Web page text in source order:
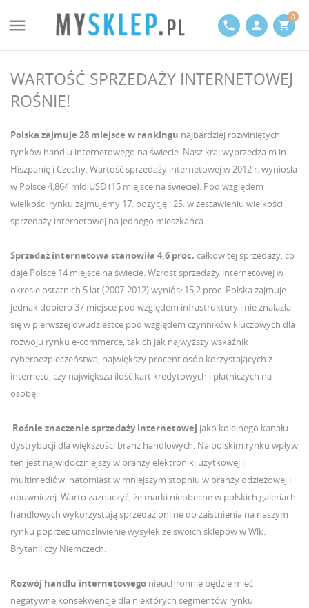
 phone person shopping_cart
0
WARTOŚĆ SPRZEDAŻY INTERNETOWEJ
ROŚNIE!
Polska zajmuje 28 miejsce w rankingu najbardziej rozwiniętych
rynków handlu internetowego na świecie. Nasz kraj wyprzedza m.in.
Hiszpanię i Czechy. Wartość sprzedaży internetowej w 2012 r. wyniosła
w Polsce 4,864 mld USD (15 miejsce na świecie). Pod względem
wielkości rynku zajmujemy 17. pozycję i 25. w zestawieniu wielkości
sprzedaży internetowej na jednego mieszkańca.
Sprzedaż internetowa stanowiła 4,6 proc. całkowitej sprzedaży, co
daje Polsce 14 miejsce na świecie. Wzrost sprzedaży internetowej w
okresie ostatnich 5 lat (2007-2012) wyniósł 15,2 proc. Polska zajmuje
jednak dopiero 37 miejsce pod względem infrastruktury i nie znalazła
się w pierwszej dwudziestce pod względem czynników kluczowych dla
rozwoju rynku e-commerce, takich jak najwyższy wskaźnik
cyberbezpieczeństwa, największy procent osób korzystających z
internetu, czy największa ilość kart kredytowych i płatniczych na
osobę.
Rośnie znaczenie sprzedaży internetowej jako kolejnego kanału
dystrybucji dla większości branż handlowych. Na polskim rynku wpływ
ten jest najwidoczniejszy w branży elektroniki użytkowej i
multimediów, natomiast w mniejszym stopniu w branży odzieżowej i
obuwniczej. Warto zaznaczyć, że marki nieobecne w polskich galeriach
handlowych wykorzystują sprzedaż online do zaistnienia na naszym
rynku poprzez umożliwienie wysyłek ze swoich sklepów w Wlk.
Brytanii czy Niemczech.
Rozwój handlu internetowego nieuchronnie będzie mieć
negatywne konsekwencje dla niektórych segmentów rynku
DODAJ DO LISTY ŻYCZEŃ
((MODALTITLE))
((confirmMessage))
UTWÓRZ LISTĘ ŻYCZEŃ
NAZWA LISTY ŻYCZEŃ
Anuluj Utwórz listę życzeń
ZALOGUJ SIĘ
Musisz być zalogowany by zapisać produkty na swojej
liście życzeń.